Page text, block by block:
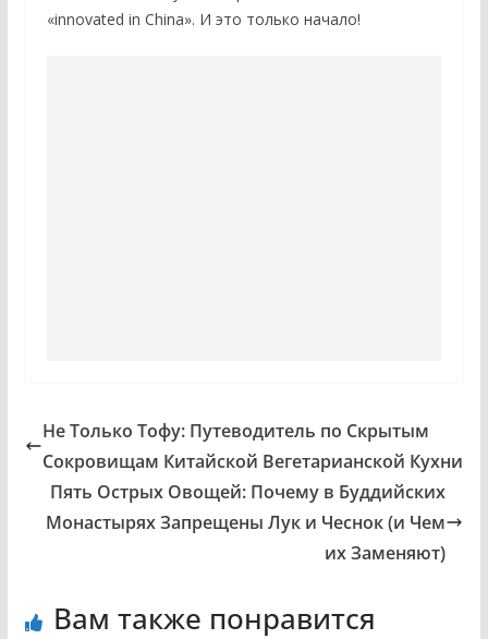
«innovated in China». И это только начало!
Не Только Тофу: Путеводитель по Скрытым
Сокровищам Китайской Вегетарианской Кухни
Пять Острых Овощей: Почему в Буддийских
Монастырях Запрещены Лук и Чеснок (и Чем
их Заменяют)
Вам также понравится